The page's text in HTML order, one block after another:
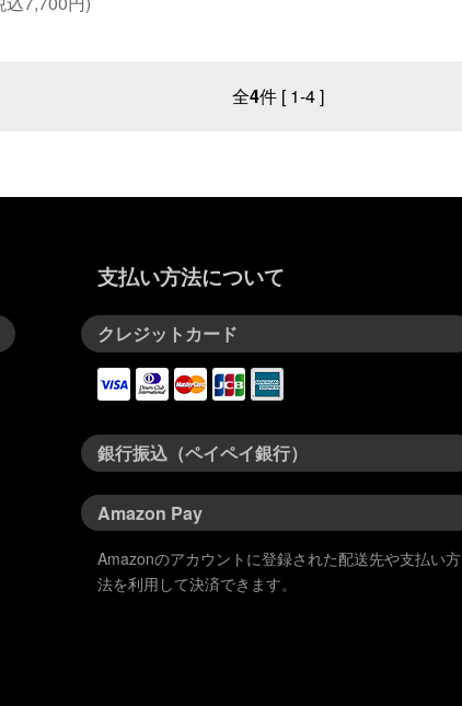
全4件 [ 1-4 ]
支払い方法について
クレジットカード
銀行振込（ペイペイ銀行）
Amazon Pay
Amazonのアカウントに登録された配送先や支払い方
法を利用して決済できます。